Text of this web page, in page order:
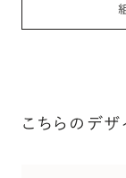
こちらのデ